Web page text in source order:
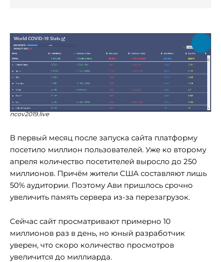
ncov2019.live
В первый месяц после запуска сайта платформу
посетило миллион пользователей. Уже ко второму
апреля количество посетителей выросло до 250
миллионов. Причём жители США составляют лишь
50% аудитории. Поэтому Ави пришлось срочно
увеличить память сервера из-за перезагрузок.
Сейчас сайт просматривают примерно 10
миллионов раз в день, но юный разработчик
уверен, что скоро количество просмотров
увеличится до миллиарда.